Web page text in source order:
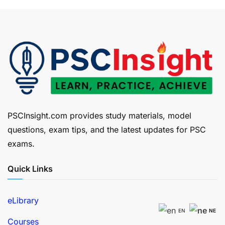
PSCInsight.com provides study materials, model
questions, exam tips, and the latest updates for PSC
exams.
Quick Links
eLibrary
Courses
EN NE